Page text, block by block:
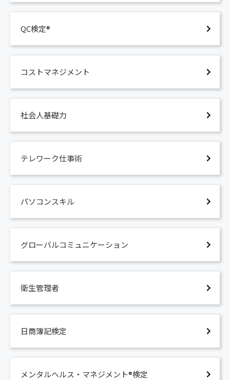
QC検定®
コストマネジメント
社会人基礎力
テレワーク仕事術
パソコンスキル
グローバルコミュニケーション
衛生管理者
日商簿記検定
メンタルヘルス・マネジメント®検定